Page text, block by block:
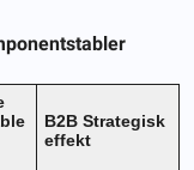
B2B Strategisk
effekt